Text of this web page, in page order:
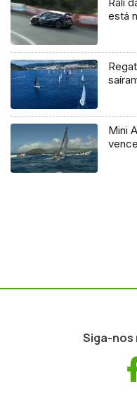
Rali
está
Mini
Siga-nos